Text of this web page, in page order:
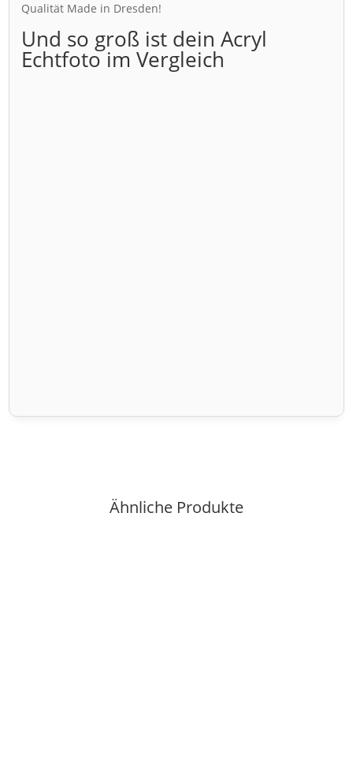
Qualität Made in Dresden!
Und so groß ist dein Acryl
Echtfoto im Vergleich
Ähnliche Produkte